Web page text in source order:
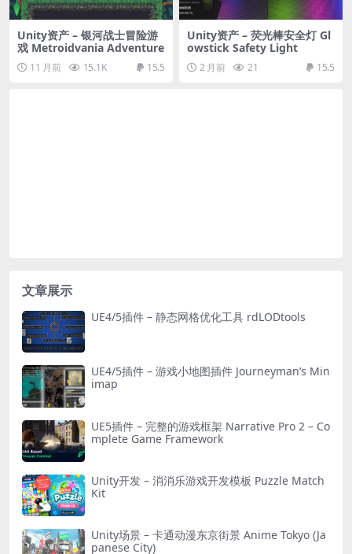
Unity资产 – 银河战士冒险游
戏 Metroidvania Adventure
11 月前 15.1K 15.5
Unity资产 – 荧光棒安全灯 Gl
owstick Safety Light
2 月前 21 15.5
文章展示
UE4/5插件 – 静态网格优化工具 rdLODtools
UE4/5插件 – 游戏小地图插件 Journeyman’s Min
imap
UE5插件 – 完整的游戏框架 Narrative Pro 2 – Co
mplete Game Framework
Unity开发 – 消消乐游戏开发模板 Puzzle Match
Kit
Unity场景 – 卡通动漫东京街景 Anime Tokyo (Ja
panese City)